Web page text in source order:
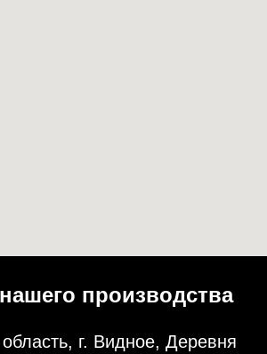
производства
г. Видное, Деревня